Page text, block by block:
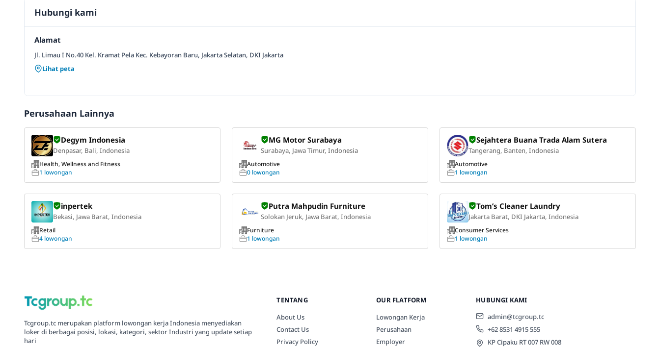
Hubungi kami
Alamat
Jl. Limau I No.40 Kel. Kramat Pela Kec. Kebayoran Baru, Jakarta Selatan, DKI Jakarta
Lihat peta
Perusahaan Lainnya
Degym Indonesia
Denpasar, Bali, Indonesia
Health, Wellness and Fitness
1 lowongan
MG Motor Surabaya
Surabaya, Jawa Timur, Indonesia
Automotive
0 lowongan
Sejahtera Buana Trada Alam Sutera
Tangerang, Banten, Indonesia
Automotive
1 lowongan
inpertek
Bekasi, Jawa Barat, Indonesia
Retail
4 lowongan
Putra Mahpudin Furniture
Solokan Jeruk, Jawa Barat, Indonesia
Furniture
1 lowongan
Tom’s Cleaner Laundry
Jakarta Barat, DKI Jakarta, Indonesia
Consumer Services
1 lowongan
Tcgroup.tc merupakan platform lowongan kerja Indonesia menyediakan
loker di berbagai posisi, lokasi, kategori, sektor Industri yang update setiap
hari
TENTANG
About Us
Contact Us
Privacy Policy
OUR FLATFORM
Lowongan Kerja
Perusahaan
Employer
HUBUNGI KAMI
admin@tcgroup.tc
+62 8531 4915 555
KP Cipaku RT 007 RW 008